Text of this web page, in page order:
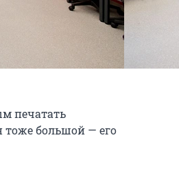
печатать
тоже большой — его